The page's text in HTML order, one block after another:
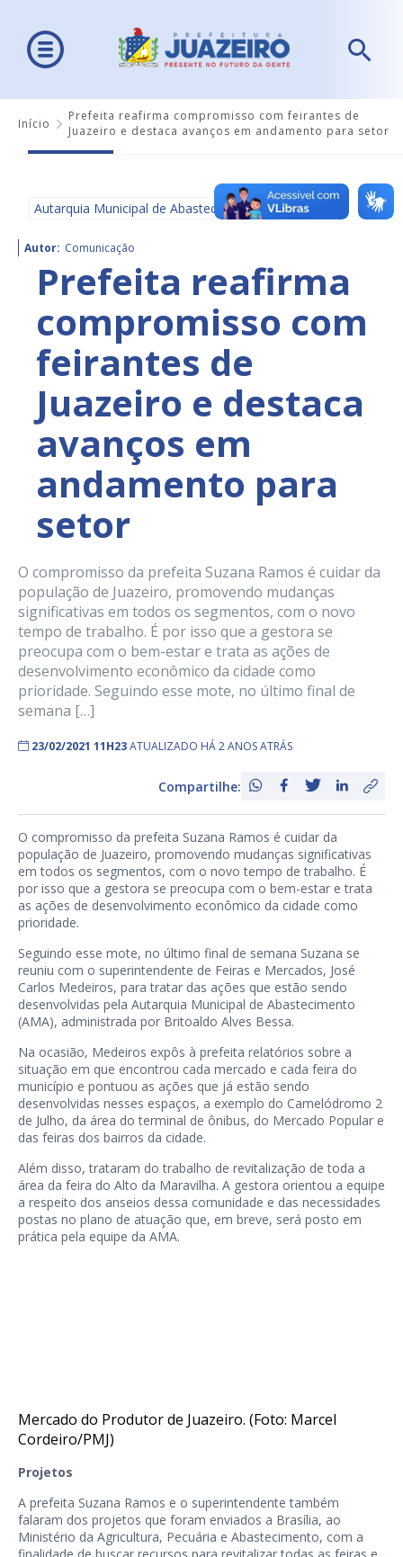
Início
Prefeita reafirma compromisso com feirantes de
Juazeiro e destaca avanços em andamento para setor
Autarquia Municipal de Abastecimento - AMA
Autor: Comunicação
Prefeita reafirma
compromisso com
feirantes de
Juazeiro e destaca
avanços em
andamento para
setor
O compromisso da prefeita Suzana Ramos é cuidar da
população de Juazeiro, promovendo mudanças
significativas em todos os segmentos, com o novo
tempo de trabalho. É por isso que a gestora se
preocupa com o bem-estar e trata as ações de
desenvolvimento econômico da cidade como
prioridade. Seguindo esse mote, no último final de
semana […]
23/02/2021 11H23ATUALIZADO HÁ 2 ANOS ATRÁS
Compartilhe:
O compromisso da prefeita Suzana Ramos é cuidar da
população de Juazeiro, promovendo mudanças significativas
em todos os segmentos, com o novo tempo de trabalho. É
por isso que a gestora se preocupa com o bem-estar e trata
as ações de desenvolvimento econômico da cidade como
prioridade.
Seguindo esse mote, no último final de semana Suzana se
reuniu com o superintendente de Feiras e Mercados, José
Carlos Medeiros, para tratar das ações que estão sendo
desenvolvidas pela Autarquia Municipal de Abastecimento
(AMA), administrada por Britoaldo Alves Bessa.
Na ocasião, Medeiros expôs à prefeita relatórios sobre a
situação em que encontrou cada mercado e cada feira do
município e pontuou as ações que já estão sendo
desenvolvidas nesses espaços, a exemplo do Camelódromo 2
de Julho, da área do terminal de ônibus, do Mercado Popular e
das feiras dos bairros da cidade.
Além disso, trataram do trabalho de revitalização de toda a
área da feira do Alto da Maravilha. A gestora orientou a equipe
a respeito dos anseios dessa comunidade e das necessidades
postas no plano de atuação que, em breve, será posto em
prática pela equipe da AMA.
Mercado do Produtor de Juazeiro. (Foto: Marcel
Cordeiro/PMJ)
Projetos
A prefeita Suzana Ramos e o superintendente também
falaram dos projetos que foram enviados a Brasília, ao
Ministério da Agricultura, Pecuária e Abastecimento, com a